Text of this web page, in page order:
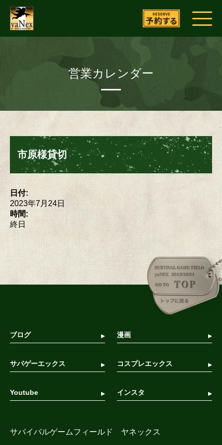
営業カレンダー
市原様貸切
日付:
2023年7月24日
時間:
終日
サバイバルゲームフィールド ヤネックス
ブログ 漫画
サバゲーエックス コスプレエックス
Youtube インスタ